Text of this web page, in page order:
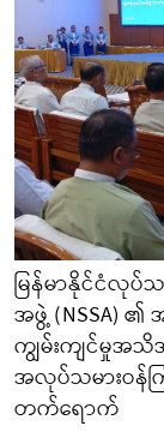
မြန်မာနိုင်ငံလုပ်သ
အဖွဲ့ (NSSA)
ကျွမ်းကျင်မှုအ
အလုပ်သမားဝန်ကြီ
တက်ရောက်